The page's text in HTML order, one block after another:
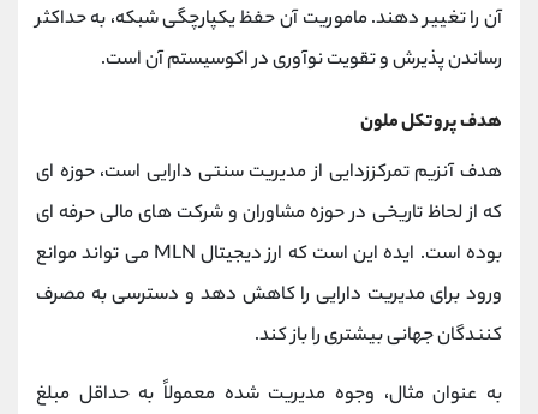
آن را تغییر دهند. ماموریت آن حفظ یکپارچگی شبکه، به حداکثر
رساندن پذیرش و تقویت نوآوری در اکوسیستم آن است.
هدف پروتکل ملون
هدف آنزیم تمرکززدایی از مدیریت سنتی دارایی است، حوزه ای
که از لحاظ تاریخی در حوزه مشاوران و شرکت های مالی حرفه ای
بوده است. ایده این است که ارز دیجیتال MLN می تواند موانع
ورود برای مدیریت دارایی را کاهش دهد و دسترسی به مصرف
کنندگان جهانی بیشتری را باز کند.
به عنوان مثال، وجوه مدیریت شده معمولاً به حداقل مبلغ